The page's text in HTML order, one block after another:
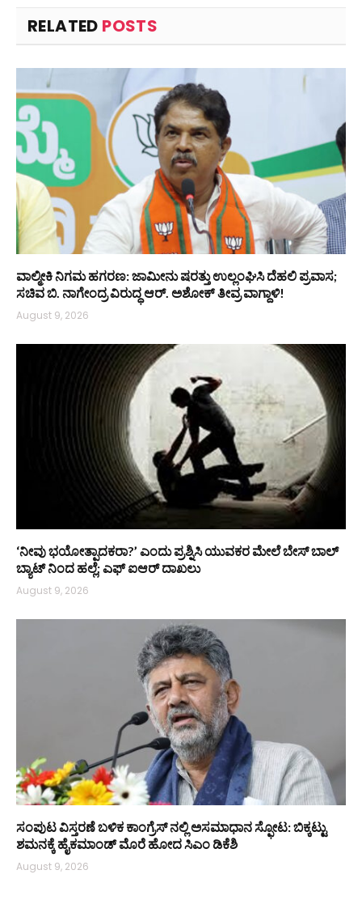
RELATED POSTS
ವಾಲ್ಮೀಕಿ ನಿಗಮ ಹಗರಣ: ಜಾಮೀನು ಷರತ್ತು ಉಲ್ಲಂಘಿಸಿ ದೆಹಲಿ ಪ್ರವಾಸ;
ಸಚಿವ ಬಿ. ನಾಗೇಂದ್ರ ವಿರುದ್ಧ ಆರ್. ಅಶೋಕ್ ತೀವ್ರ ವಾಗ್ದಾಳಿ!
August 9, 2026
‘ನೀವು ಭಯೋತ್ಪಾದಕರಾ?’ ಎಂದು ಪ್ರಶ್ನಿಸಿ ಯುವಕರ ಮೇಲೆ ಬೇಸ್‌ ಬಾಲ್
ಬ್ಯಾಟ್‌ ನಿಂದ ಹಲ್ಲೆ; ಎಫ್‌ ಐಆರ್ ದಾಖಲು
August 9, 2026
ಸಂಪುಟ ವಿಸ್ತರಣೆ ಬಳಿಕ ಕಾಂಗ್ರೆಸ್‌ ನಲ್ಲಿ ಅಸಮಾಧಾನ ಸ್ಫೋಟ: ಬಿಕ್ಕಟ್ಟು
ಶಮನಕ್ಕೆ ಹೈಕಮಾಂಡ್‌ ಮೊರೆ ಹೋದ ಸಿಎಂ ಡಿಕೆಶಿ
August 9, 2026